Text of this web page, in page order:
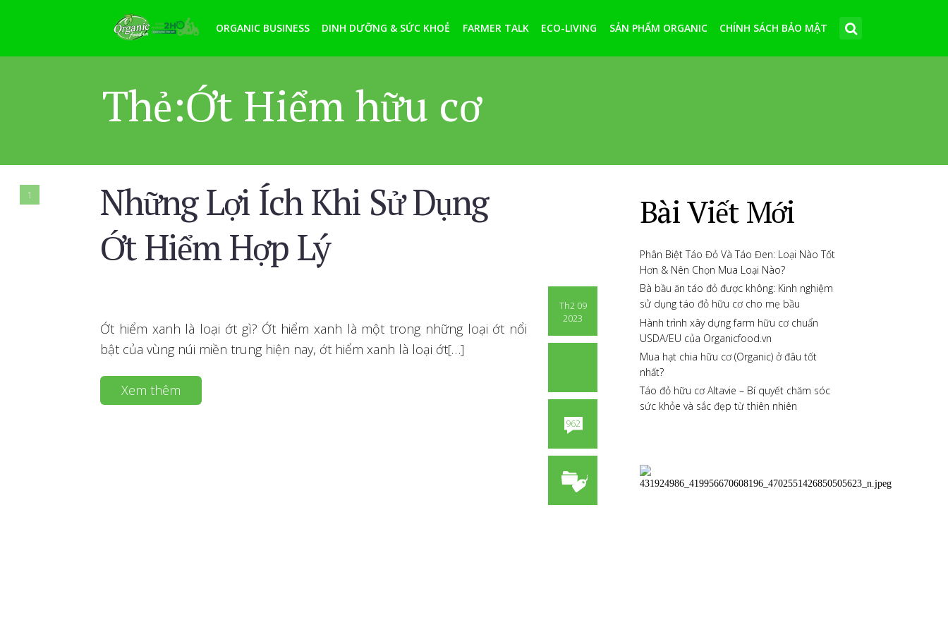
ORGANIC BUSINESS DINH DƯỠNG & SỨC KHOẺ FARMER TALK ECO-LIVING SẢN PHẨM ORGANIC CHÍNH SÁCH BẢO MẬT
Thẻ:Ớt Hiểm hữu cơ
1
Những Lợi Ích Khi Sử Dụng
Ớt Hiểm Hợp Lý
Th2 09
2023
962
Ớt hiểm xanh là loại ớt gì? Ớt hiểm xanh là một trong những loại ớt nổi
bật của vùng núi miền trung hiện nay, ớt hiểm xanh là loại ớt[…]
Xem thêm
Bài Viết Mới
Phân Biệt Táo Đỏ Và Táo Đen: Loại Nào Tốt
Hơn & Nên Chọn Mua Loại Nào?
Bà bầu ăn táo đỏ được không: Kinh nghiệm
sử dụng táo đỏ hữu cơ cho mẹ bầu
Hành trình xây dựng farm hữu cơ chuẩn
USDA/EU của Organicfood.vn
Mua hạt chia hữu cơ (Organic) ở đâu tốt
nhất?
Táo đỏ hữu cơ Altavie – Bí quyết chăm sóc
sức khỏe và sắc đẹp từ thiên nhiên